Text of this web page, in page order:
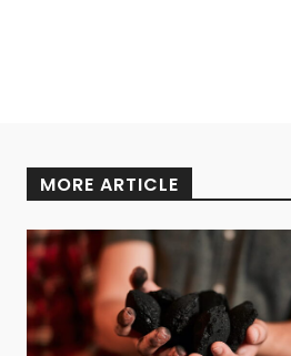
MORE ARTICLE